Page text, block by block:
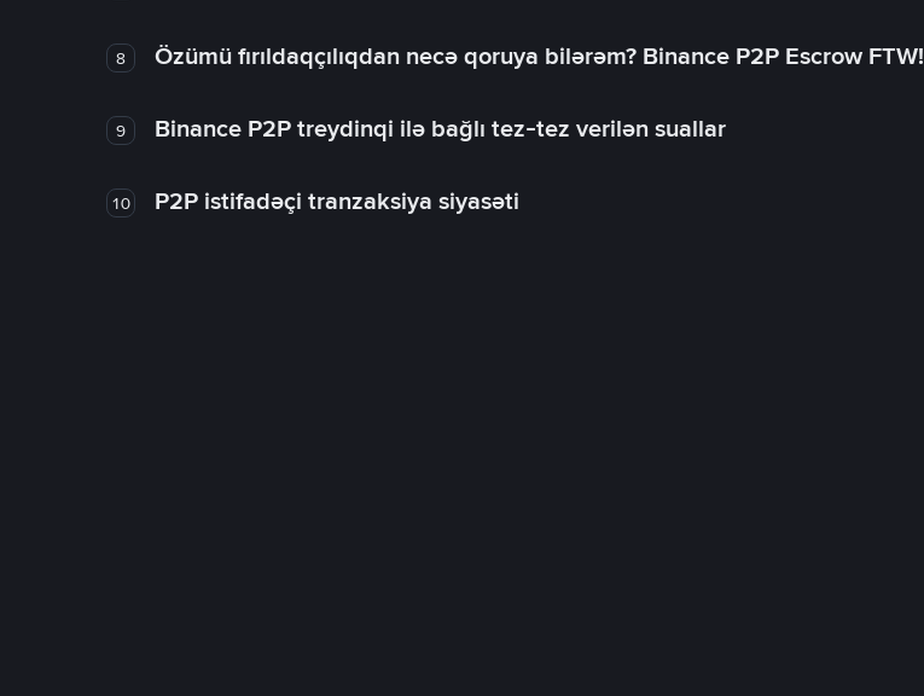
8 Özümü fırıldaqçılıqdan necə qoruya bilərəm? Binance P2P Escrow FTW!
9 Binance P2P treydinqi ilə bağlı tez-tez verilən suallar
10 P2P istifadəçi tranzaksiya siyasəti